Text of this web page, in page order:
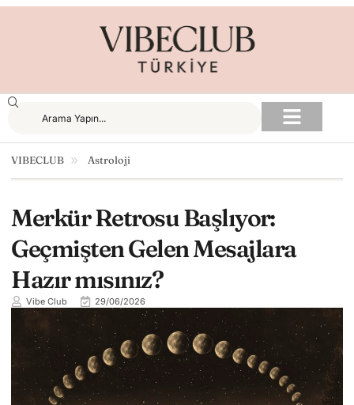
VIBECLUB Astroloji
Merkür Retrosu Başlıyor:
Geçmişten Gelen Mesajlara
Hazır mısınız?
Vibe Club 29/06/2026